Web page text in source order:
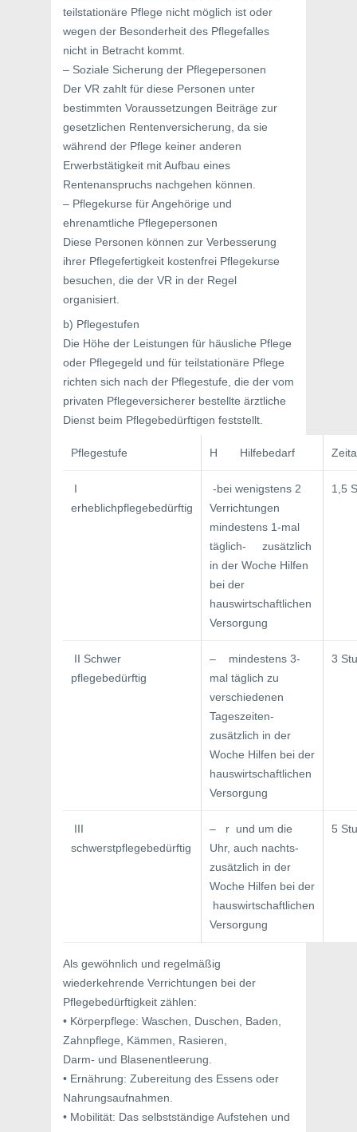
teilstationäre Pflege nicht möglich ist oder
wegen der Besonderheit des Pflegefalles
nicht in Betracht kommt.
– Soziale Sicherung der Pflegepersonen
Der VR zahlt für diese Personen unter
bestimmten Voraussetzungen Beiträge zur
gesetzlichen Rentenversicherung, da sie
während der Pflege keiner anderen
Erwerbstätigkeit mit Aufbau eines
Rentenanspruchs nachgehen können.
– Pflegekurse für Angehörige und
ehrenamtliche Pflegepersonen
Diese Personen können zur Verbesserung
ihrer Pflegefertigkeit kostenfrei Pflegekurse
besuchen, die der VR in der Regel
organisiert.
b) Pflegestufen
Die Höhe der Leistungen für häusliche Pflege
oder Pflegegeld und für teilstationäre Pflege
richten sich nach der Pflegestufe, die der vom
privaten Pflegeversicherer bestellte ärztliche
Dienst beim Pflegebedürftigen feststellt.
Pflegestufe H Hilfebedarf
I
erheblichpflegebedürftig
-bei wenigstens 2
Verrichtungen
mindestens 1-mal
täglich- zusätzlich
in der Woche Hilfen
bei der
hauswirtschaftlichen
Versorgung
1,5
II Schwer
pflegebedürftig
– mindestens 3-
mal täglich zu
verschiedenen
Tageszeiten-
zusätzlich in der
Woche Hilfen bei der
hauswirtschaftlichen
Versorgung
3
III
schwerstpflegebedürftig
– r und um die
Uhr, auch nachts-
zusätzlich in der
Woche Hilfen bei der
hauswirtschaftlichen
Versorgung
5
Als gewöhnlich und regelmäßig
wiederkehrende Verrichtungen bei der
Pflegebedürftigkeit zählen:
• Körperpflege: Waschen, Duschen, Baden,
Zahnpflege, Kämmen, Rasieren,
Darm- und Blasenentleerung.
• Ernährung: Zubereitung des Essens oder
Nahrungsaufnahmen.
• Mobilität: Das selbstständige Aufstehen und